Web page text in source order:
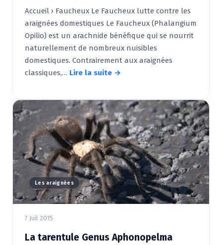
Accueil › Faucheux Le Faucheux lutte contre les
araignées domestiques Le Faucheux (Phalangium
Opilio) est un arachnide bénéfique qui se nourrit
naturellement de nombreux nuisibles
domestiques. Contrairement aux araignées
classiques,… Lire la suite →
Les araignées
7 Juil 2015
La tarentule Genus Aphonopelma